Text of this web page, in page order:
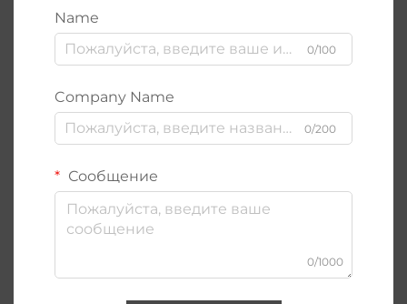
Name
0/100
Company Name
0/200
Сообщение
0/1000